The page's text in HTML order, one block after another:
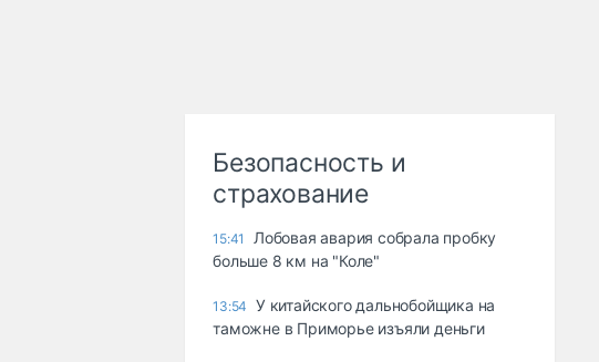
Безопасность и
страхование
15:41
Лобовая авария собрала пробку
больше 8 км на "Коле"
13:54
У китайского дальнобойщика на
таможне в Приморье изъяли деньги